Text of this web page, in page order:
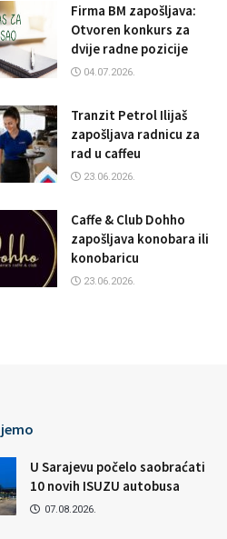
Firma BM zapošljava:
Otvoren konkurs za
dvije radne pozicije
04.07.2026.
Tranzit Petrol Ilijaš
zapošljava radnicu za
rad u caffeu
23.06.2026.
Caffe & Club Dohho
zapošljava konobara ili
konobaricu
23.06.2026.
U Sarajevu počelo saobraćati
10 novih ISUZU autobusa
07.08.2026.